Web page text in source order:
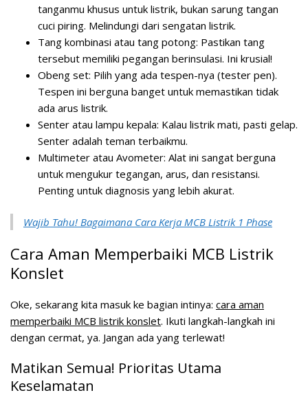
tanganmu khusus untuk listrik, bukan sarung tangan
cuci piring. Melindungi dari sengatan listrik.
Tang kombinasi atau tang potong: Pastikan tang
tersebut memiliki pegangan berinsulasi. Ini krusial!
Obeng set: Pilih yang ada tespen-nya (tester pen).
Tespen ini berguna banget untuk memastikan tidak
ada arus listrik.
Senter atau lampu kepala: Kalau listrik mati, pasti gelap.
Senter adalah teman terbaikmu.
Multimeter atau Avometer: Alat ini sangat berguna
untuk mengukur tegangan, arus, dan resistansi.
Penting untuk diagnosis yang lebih akurat.
Wajib Tahu! Bagaimana Cara Kerja MCB Listrik 1 Phase
Cara Aman Memperbaiki MCB Listrik
Konslet
Oke, sekarang kita masuk ke bagian intinya: cara aman
memperbaiki MCB listrik konslet. Ikuti langkah-langkah ini
dengan cermat, ya. Jangan ada yang terlewat!
Matikan Semua! Prioritas Utama
Keselamatan